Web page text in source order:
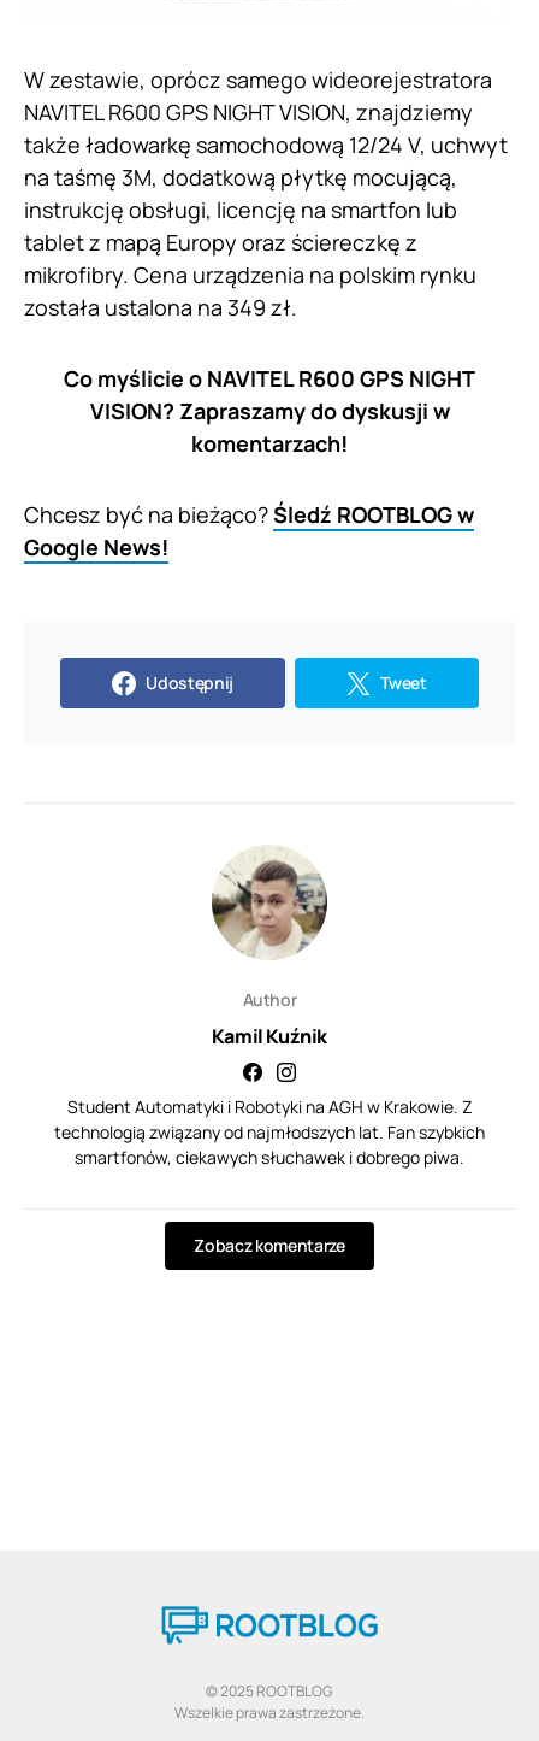
W zestawie, oprócz samego wideorejestratora
NAVITEL R600 GPS NIGHT VISION, znajdziemy
także ładowarkę samochodową 12/24 V, uchwyt
na taśmę 3M, dodatkową płytkę mocującą,
instrukcję obsługi, licencję na smartfon lub
tablet z mapą Europy oraz ściereczkę z
mikrofibry. Cena urządzenia na polskim rynku
została ustalona na 349 zł.
Co myślicie o NAVITEL R600 GPS NIGHT
VISION? Zapraszamy do dyskusji w
komentarzach!
Chcesz być na bieżąco?Śledź ROOTBLOG w
Google News!
Udostępnij Tweet
Author
Kamil Kuźnik
Student Automatyki i Robotyki na AGH w Krakowie. Z
technologią związany od najmłodszych lat. Fan szybkich
smartfonów, ciekawych słuchawek i dobrego piwa.
Zobacz komentarze
© 2025 ROOTBLOG
Wszelkie prawa zastrzeżone.